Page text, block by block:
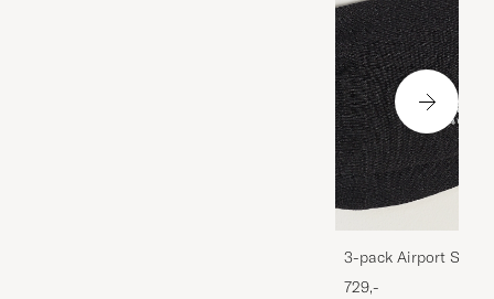
3-pack Airport
Melange
729,-